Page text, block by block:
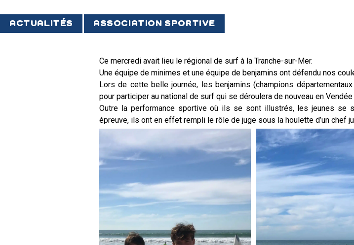
ACTUALITÉS ASSOCIATION SPORTIVE
Ce mercredi avait lieu le régional de surf à la Tranche-sur-Mer.
Une équipe de minimes et une équipe de benjamins ont défendu nos
Lors de cette belle journée, les benjamins (champions
pour participer au national de surf qui se déroulera de nouveau en
Outre la performance sportive où ils se sont illustrés, les jeunes
épreuve, ils ont en effet rempli le rôle de juge sous la houlette d’un chef